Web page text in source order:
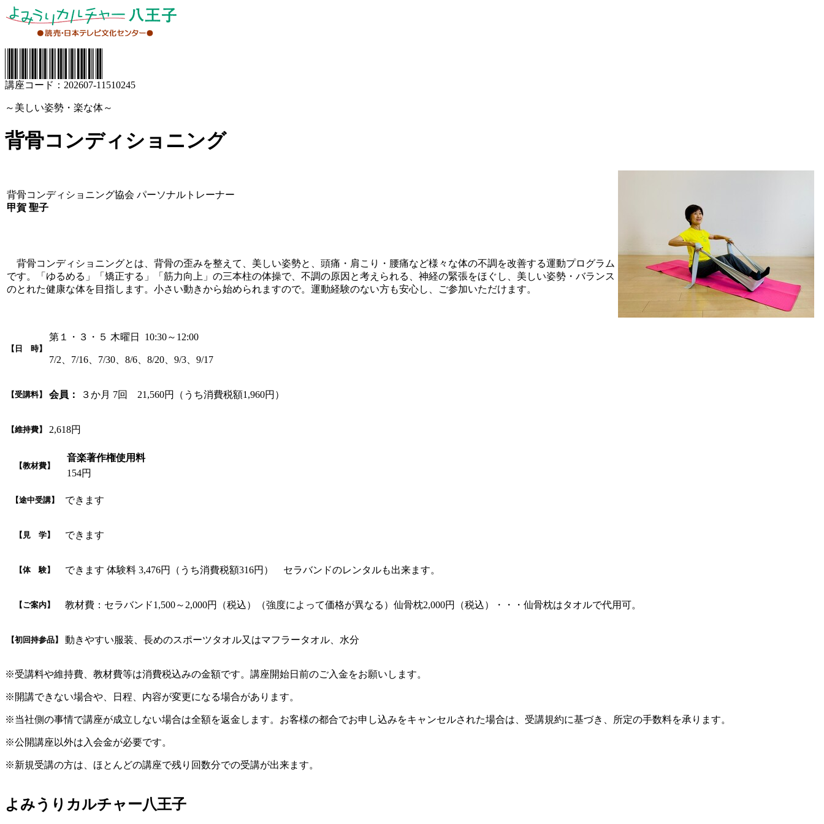
講座コード：202607-11510245
～美しい姿勢・楽な体～
背骨コンディショニング
背骨コンディショニング協会 パーソナルトレーナー
甲賀 聖子
背骨コンディショニングとは、背骨の歪みを整えて、美しい姿勢と、頭痛・肩こり・腰痛など様々な体の不調を改善する運動プログラム
です。「ゆるめる」「矯正する」「筋力向上」の三本柱の体操で、不調の原因と考えられる、神経の緊張をほぐし、美しい姿勢・バランス
のとれた健康な体を目指します。小さい動きから始められますので。運動経験のない方も安心し、ご参加いただけます。
【日 時】
第１・３・５ 木曜日 10:30～12:00
7/2、7/16、7/30、8/6、8/20、9/3、9/17
【受講料】 会員： ３か月 7回 21,560円（うち消費税額1,960円）
【維持費】 2,618円
【教材費】
音楽著作権使用料
154円
【途中受講】 できます
【見 学】 できます
【体 験】 できます 体験料 3,476円（うち消費税額316円） セラバンドのレンタルも出来ます。
【ご案内】 教材費：セラバンド1,500～2,000円（税込）（強度によって価格が異なる）仙骨枕2,000円（税込）・・・仙骨枕はタオルで代用可。
【初回持参品】 動きやすい服装、長めのスポーツタオル又はマフラータオル、水分
※受講料や維持費、教材費等は消費税込みの金額です。講座開始日前のご入金をお願いします。
※開講できない場合や、日程、内容が変更になる場合があります。
※当社側の事情で講座が成立しない場合は全額を返金します。お客様の都合でお申し込みをキャンセルされた場合は、受講規約に基づき、所定の手数料を承ります。
※公開講座以外は入会金が必要です。
※新規受講の方は、ほとんどの講座で残り回数分での受講が出来ます。
よみうりカルチャー八王子